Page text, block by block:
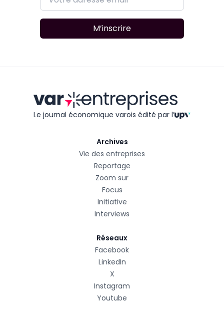
M’inscrire
Le journal économique varois édité par l’
Archives
Vie des entreprises
Reportage
Zoom sur
Focus
Initiative
Interviews
Réseaux
Facebook
LinkedIn
X
Instagram
Youtube